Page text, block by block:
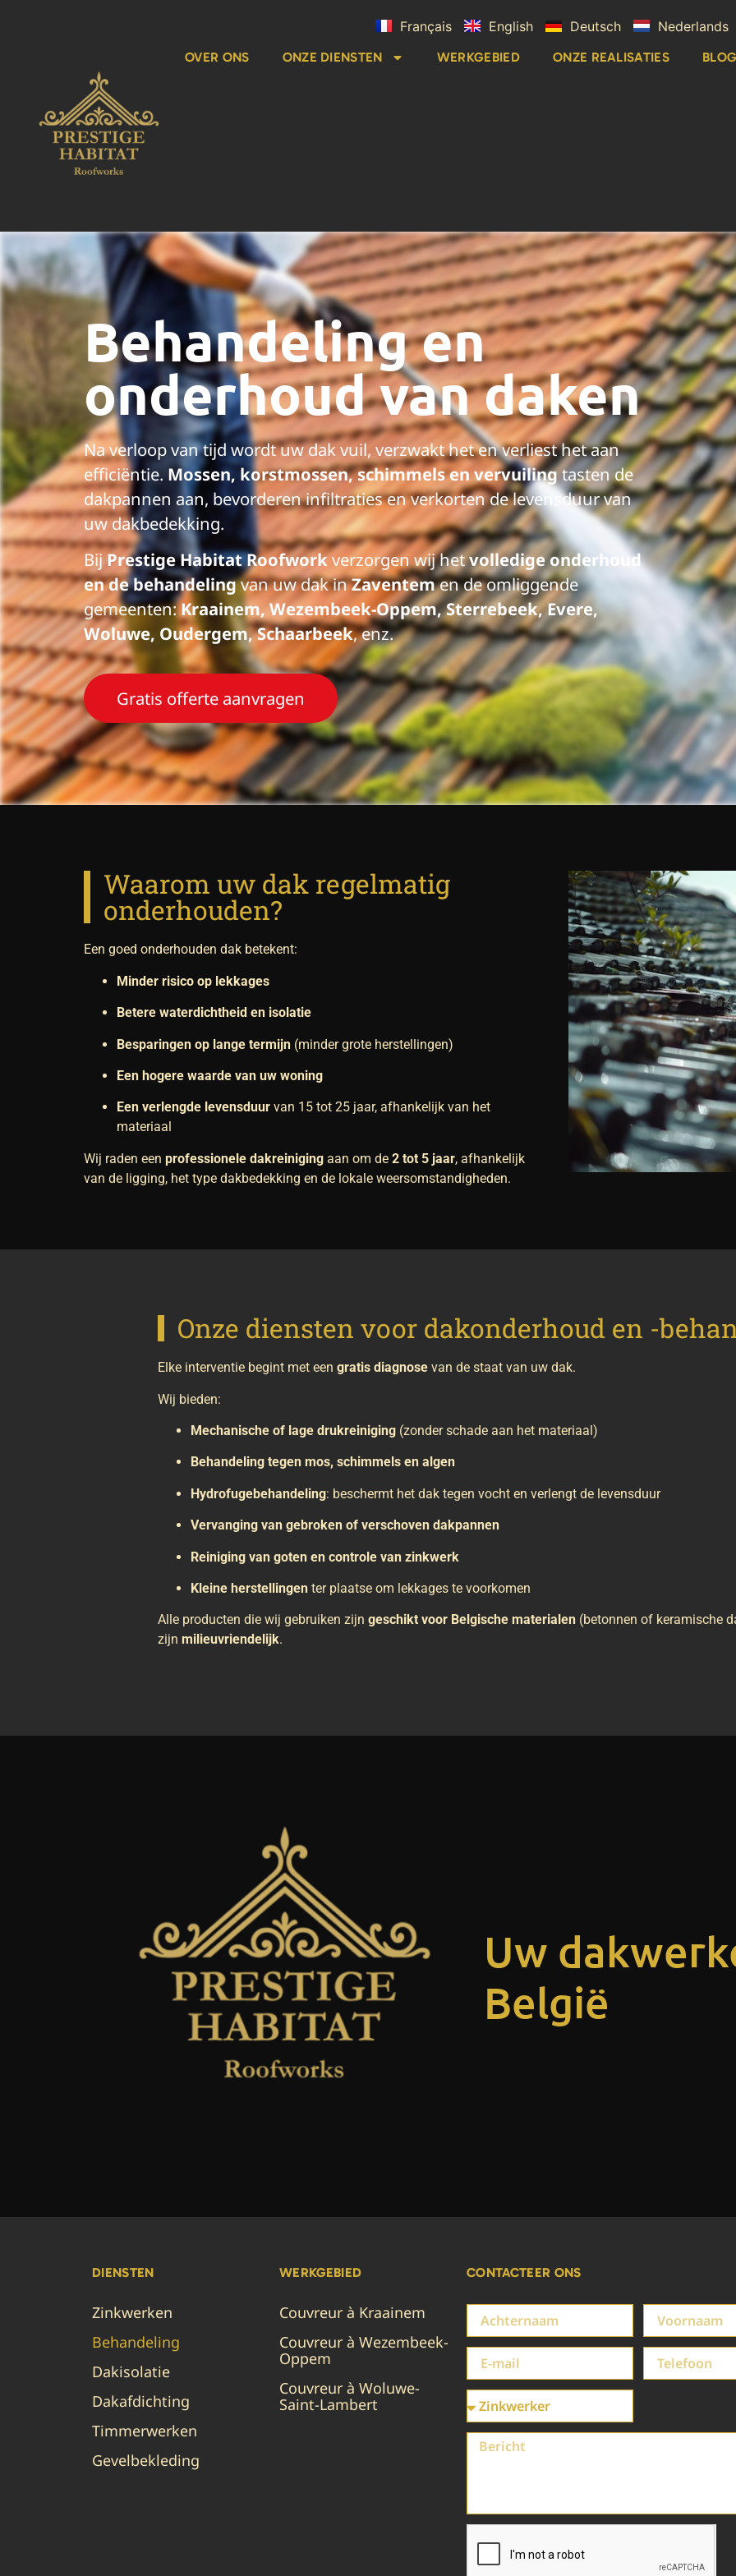
Français English Deutsch Nederlands
OVER ONS ONZE DIENSTEN WERKGEBIED ONZE REALISATIES BLOG
Behandeling en
onderhoud van daken
Na verloop van tijd wordt uw dak vuil, verzwakt het en verliest het aan
efficiëntie.Mossen, korstmossen, schimmels en vervuilingtasten de
dakpannen aan, bevorderen infiltraties en verkorten de levensduur van
uw dakbedekking.
BijPrestige Habitat Roofworkverzorgen wij hetvolledige onderhoud
en de behandelingvan uw dak inZaventemen de omliggende
gemeenten:Kraainem, Wezembeek-Oppem, Sterrebeek, Evere,
Woluwe, Oudergem, Schaarbeek, enz.
Gratis offerte aanvragen
Waarom uw dak regelmatig
onderhouden?
Een goed onderhouden dak betekent:
Minder risico op lekkages
Betere waterdichtheid en isolatie
Besparingen op lange termijn (minder grote herstellingen)
Een hogere waarde van uw woning
Een verlengde levensduur van 15 tot 25 jaar, afhankelijk van het
materiaal
Wij raden een professionele dakreiniging aan om de 2 tot 5 jaar, afhankelijk
van de ligging, het type dakbedekking en de lokale weersomstandigheden.
Onze diensten voor dakonderhoud en -
Elke interventie begint met een gratis diagnose van de staat van uw dak.
Wij bieden:
Mechanische of lage drukreiniging (zonder schade aan het materiaal)
Behandeling tegen mos, schimmels en algen
Hydrofugebehandeling: beschermt het dak tegen vocht en verlengt de levensduur
Vervanging van gebroken of verschoven dakpannen
Reiniging van goten en controle van zinkwerk
Kleine herstellingen ter plaatse om lekkages te voorkomen
Alle producten die wij gebruiken zijn geschikt voor Belgische materialen (betonnen of keramische
zijn milieuvriendelijk.
Uw
België
DIENSTEN
Zinkwerken
Behandeling
Dakisolatie
Dakafdichting
Timmerwerken
Gevelbekleding
WERKGEBIED
Couvreur à Kraainem
Couvreur à Wezembeek-
Oppem
Couvreur à Woluwe-
Saint-Lambert
CONTACTEER ONS